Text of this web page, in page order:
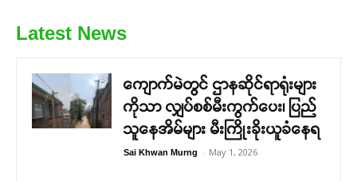
Latest News
ကျောက်မဲတွင် ဌာနဆိုင်ရာရုံးများ
ကိုသာ လျှပ်စစ်မီးကွက်ပေး၊ ပြည်
သူနေအိမ်များ မီးကြိုးခိုးယူခံနေရ
Sai Khwan Murng - May 1, 2026